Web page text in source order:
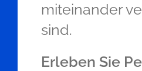
miteinander
sind.
Erleben Sie